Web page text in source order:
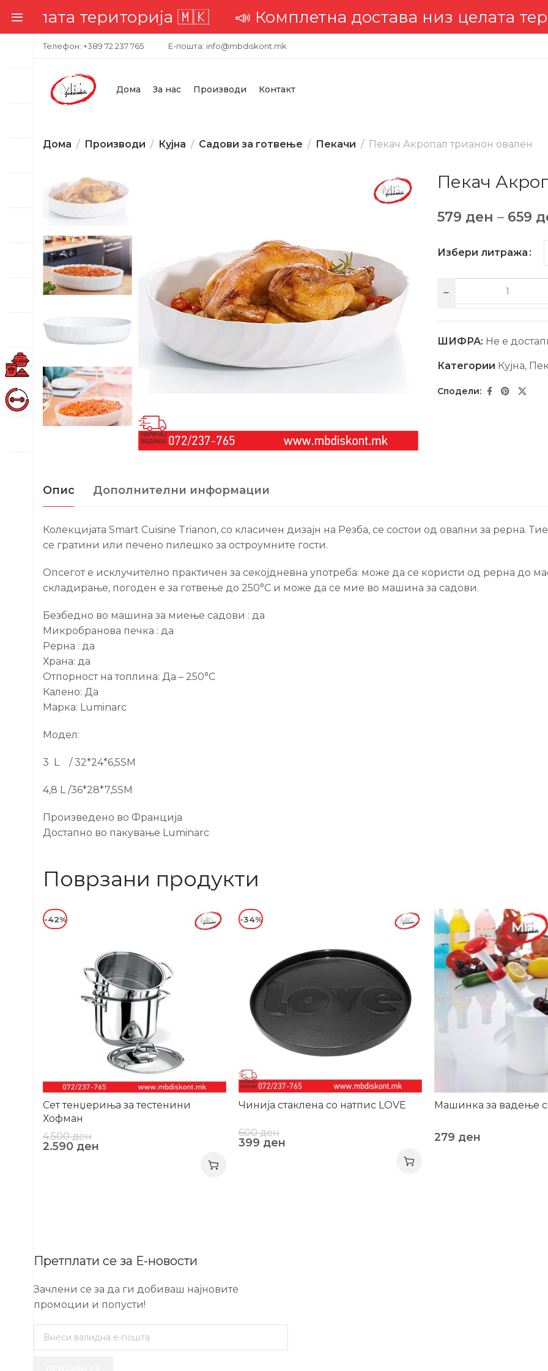
територија 🇲🇰📣 Комплетна достава низ целата
Телефон: +389 72 237 765 Е-пошта: info@mbdiskont.mk
Дома За нас Производи Контакт
Дома Производи Кујна Садови за готвење Пекачи Пекач Акропал трианон овален
Пекач
579 ден – 659
Избери литража
ШИФРА: Не е
Категории Кујна,
Опис Дополнителни информации
Колекцијата Smart Cuisine Trianon, со класичен дизајн на Резба, се состои од овални за рерна.
се гратини или печено пилешко за остроумните гости.
Опсегот е исклучително практичен за секојдневна употреба: може да се користи од рерна до
складирање, погоден е за готвење до 250°C и може да се мие во машина за садови.
Безбедно во машина за миење садови : да
Микробранова печка : да
Рерна : да
Храна: да
Отпорност на топлина: Да – 250°C
Калено: Да
Марка: Luminarc
Модел:
3 L / 32*24*6,5SM
4,8 L /36*28*7,5SM
Произведено во Франција
Достапно во пакување Luminarc
Поврзани продукти
-42%
Сет тенџериња за тестенини
Хофман
4.500ден
2.590 ден
-34%
Чинија стаклена со натпис LOVE
600ден
399 ден
Машинка за вадење
279 ден
Претплати се за Е-новости
Зачлени се за да ги добиваш најновите
промоции и попусти!